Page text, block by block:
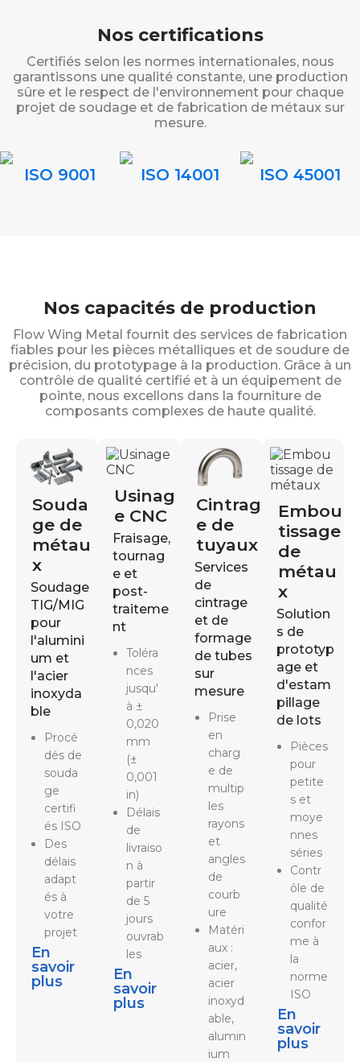
Nos certifications
Certifiés selon les normes internationales, nous
garantissons une qualité constante, une production
sûre et le respect de l'environnement pour chaque
projet de soudage et de fabrication de métaux sur
mesure.
ISO 9001 ISO 14001 ISO 45001
Nos capacités de production
Flow Wing Metal fournit des services de fabrication
fiables pour les pièces métalliques et de soudure de
précision, du prototypage à la production. Grâce à un
contrôle de qualité certifié et à un équipement de
pointe, nous excellons dans la fourniture de
composants complexes de haute qualité.
Souda
ge de
métau
x
Soudage
TIG/MIG
pour
l'alumini
um et
l'acier
inoxyda
ble
Procé
dés de
souda
ge
certifi
és ISO
Des
délais
adapt
és à
votre
projet
En
savoir
plus
Usinag
e CNC
Fraisage,
tournag
e et
post-
traiteme
nt
Toléra
nces
jusqu'
à ±
0,020
mm
(±
0,001
in)
Délais
de
livraiso
n à
partir
de 5
jours
ouvrab
les
En
savoir
plus
Cintrag
e de
tuyaux
Services
de
cintrage
et de
formage
de tubes
sur
mesure
Prise
en
charg
e de
multip
les
rayons
et
angles
de
courb
ure
Matéri
aux :
acier,
acier
inoxyd
able,
alumin
ium
Embou
tissage
de
métau
x
Solution
s de
prototyp
age et
d'estam
pillage
de lots
Pièces
pour
petite
s et
moye
nnes
séries
Contr
ôle de
qualité
confor
me à
la
norme
ISO
En
savoir
plus